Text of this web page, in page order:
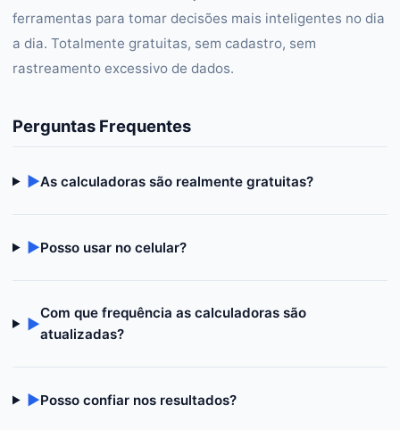
ferramentas para tomar decisões mais inteligentes no dia
a dia. Totalmente gratuitas, sem cadastro, sem
rastreamento excessivo de dados.
Perguntas Frequentes
▶As calculadoras são realmente gratuitas?
▶Posso usar no celular?
▶
Com que frequência as calculadoras são
atualizadas?
▶Posso confiar nos resultados?